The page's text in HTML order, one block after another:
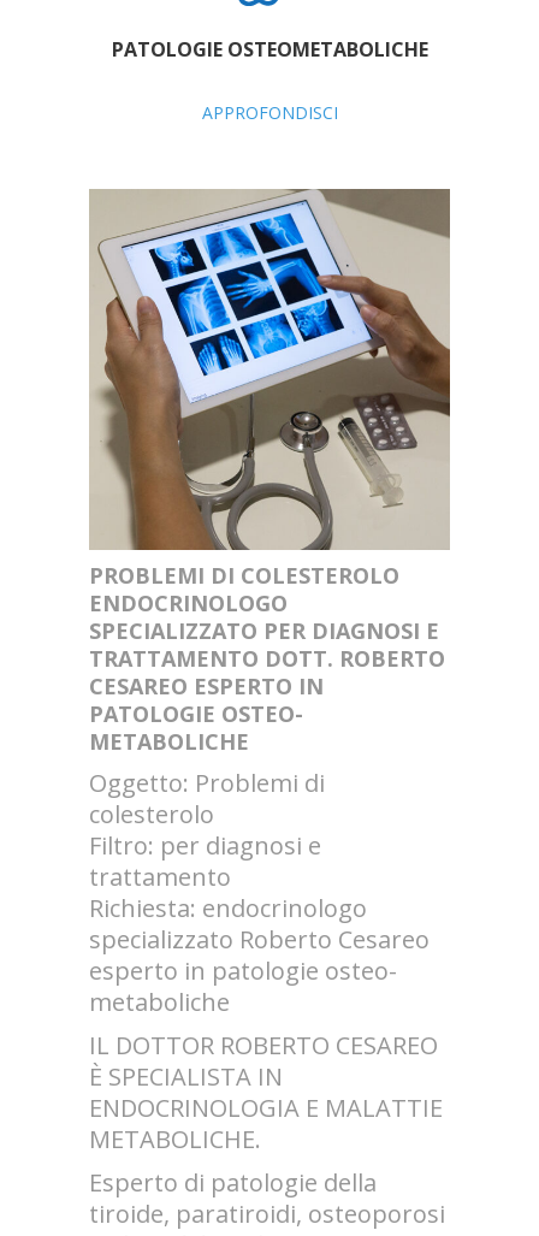
PATOLOGIE OSTEOMETABOLICHE
APPROFONDISCI
PROBLEMI DI COLESTEROLO
ENDOCRINOLOGO
SPECIALIZZATO PER DIAGNOSI E
TRATTAMENTO DOTT. ROBERTO
CESAREO ESPERTO IN
PATOLOGIE OSTEO-
METABOLICHE
Oggetto: Problemi di
colesterolo
Filtro: per diagnosi e
trattamento
Richiesta: endocrinologo
specializzato Roberto Cesareo
esperto in patologie osteo-
metaboliche
IL DOTTOR ROBERTO CESAREO
È SPECIALISTA IN
ENDOCRINOLOGIA E MALATTIE
METABOLICHE.
Esperto di patologie della
tiroide, paratiroidi, osteoporosi